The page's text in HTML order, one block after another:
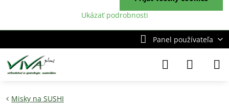
Panel používateľa
Misky na SUSHI
Ukázať podrobnosti